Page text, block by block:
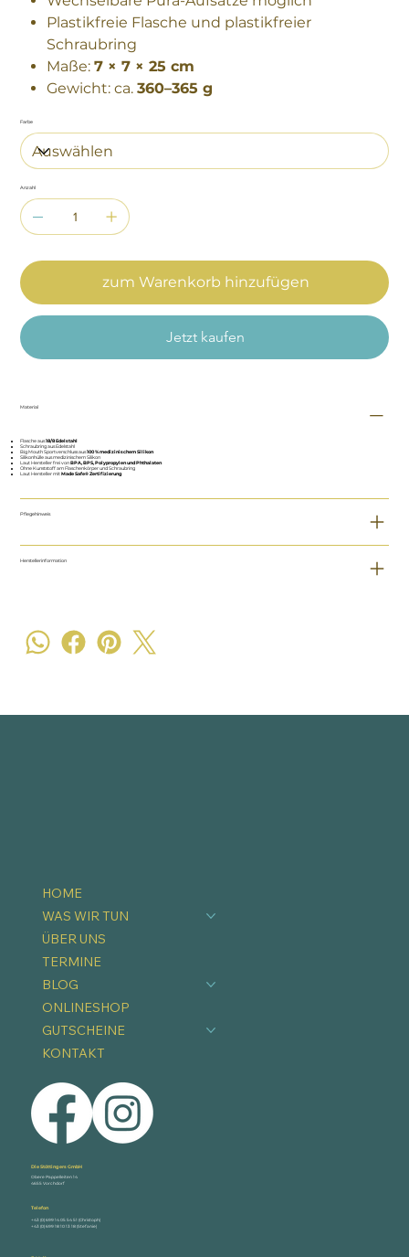
Plastikfreie Flasche und plastikfreier
Schraubring
Maße:7 × 7 × 25 cm
Gewicht: ca.360–365 g
Farbe
Anzahl
zum Warenkorb hinzufügen
Jetzt kaufen
Material
Flasche aus18/8 Edelstahl
Schraubring aus Edelstahl
Big Mouth Sportverschluss aus100 % medizinischem Silikon
Silikonhülle aus medizinischem Silikon
Laut Hersteller frei vonBPA, BPS, Polypropylen und Phthalaten
Ohne Kunststoff am Flaschenkörper und Schraubring
Laut Hersteller mitMade Safe® Zertifizierung
Pflegehinweis
Herstellerinformation
HOME
WAS WIR TUN
ÜBER UNS
TERMINE
BLOG
ONLINESHOP
GUTSCHEINE
KONTAKT
Die Stöttingers GmbH
Obere Pappelleiten 14
4655 Vorchdorf
Telefon
+43 (0) 699 14 05 54 51 (Christoph)
+43 (0) 699 18 10 13 18 (Stefanie)